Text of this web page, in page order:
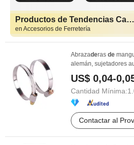
Productos de Tendencias Calientes
en Accesorios de Ferretería
Abrazaderas de
alemán, sujetadores
US$ 0,04-
Cantidad Mínima:
Contactar al